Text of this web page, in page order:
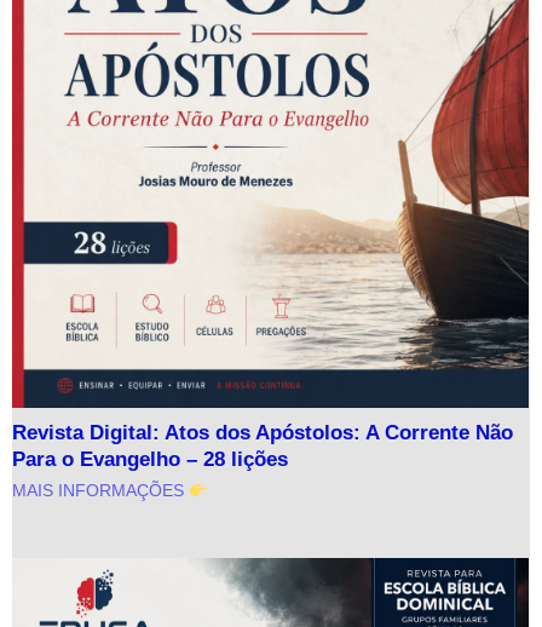
Revista Digital: Atos dos Apóstolos: A Corrente Não
Para o Evangelho – 28 lições
MAIS INFORMAÇÕES